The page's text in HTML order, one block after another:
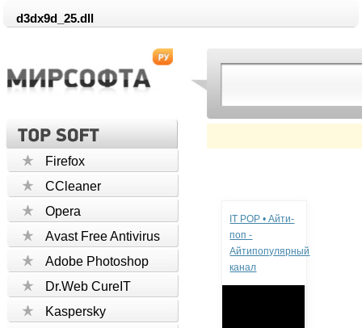
d3dx9d_25.dll
Firefox
CCleaner
Opera
Avast Free Antivirus
Adobe Photoshop
Dr.Web CureIT
Kaspersky
IT POP • Айти-
поп -
Айтипопулярный
канал